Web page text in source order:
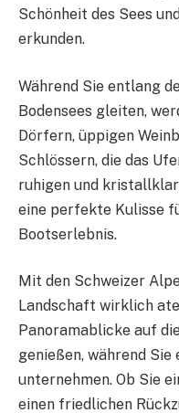
Schönheit des Sees
erkunden.
Während Sie entlang
Bodensees gleiten,
Dörfern, üppigen
Schlössern, die das
ruhigen und
eine perfekte Kulisse
Bootserlebnis.
Mit den Schweizer
Landschaft wirklich
Panoramablicke auf
genießen, während
unternehmen. Ob Sie
einen friedlichen